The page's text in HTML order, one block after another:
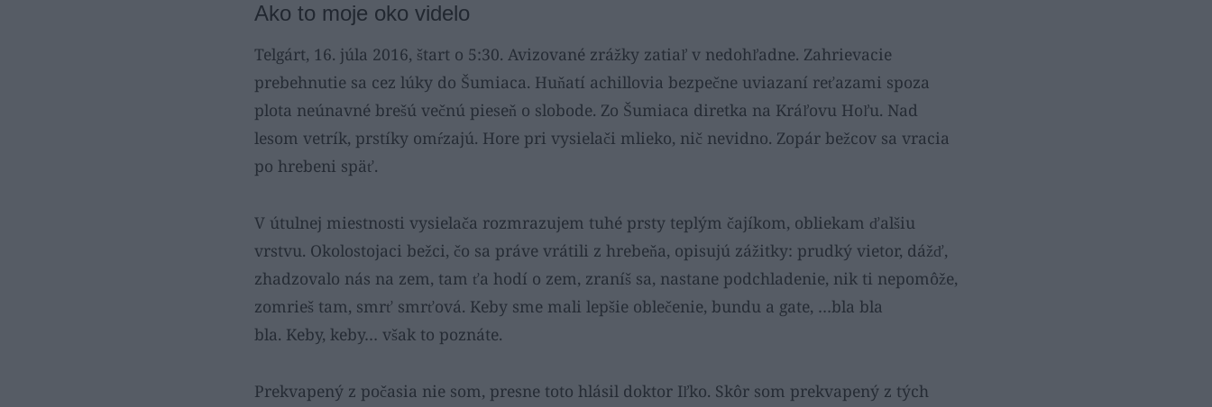
Ako to moje oko videlo
Telgárt, 16. júla 2016, štart o 5:30. Avizované zrážky zatiaľ v nedohľadne. Zahrievacie
prebehnutie sa cez lúky do Šumiaca. Huňatí achillovia bezpečne uviazaní reťazami spoza
plota neúnavné brešú večnú pieseň o slobode. Zo Šumiaca diretka na Kráľovu Hoľu. Nad
lesom vetrík, prstíky omŕzajú. Hore pri vysielači mlieko, nič nevidno. Zopár bežcov sa vracia
po hrebeni späť.
V útulnej miestnosti vysielača rozmrazujem tuhé prsty teplým čajíkom, obliekam ďalšiu
vrstvu. Okolostojaci bežci, čo sa práve vrátili z hrebeňa, opisujú zážitky: prudký vietor, dážď,
zhadzovalo nás na zem, tam ťa hodí o zem, zraníš sa, nastane podchladenie, nik ti nepomôže,
zomrieš tam, smrť smrťová. Keby sme mali lepšie oblečenie, bundu a gate, …bla bla
bla. Keby, keby… však to poznáte.
Prekvapený z počasia nie som, presne toto hlásil doktor Iľko. Skôr som prekvapený z tých